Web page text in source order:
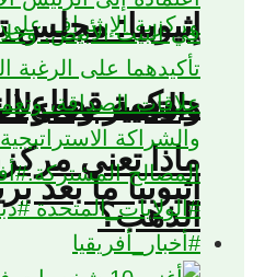
حوكمة قطاع
ماذا تعني
الذهب؟
إثيوبيا: مجلس
والتغيير
اثيوبيا ما بعد